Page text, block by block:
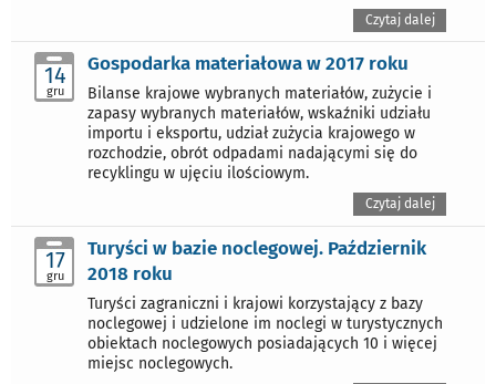
Czytaj dalej
14
gru
Gospodarka materiałowa w 2017 roku
Bilanse krajowe wybranych materiałów, zużycie i
zapasy wybranych materiałów, wskaźniki udziału
importu i eksportu, udział zużycia krajowego w
rozchodzie, obrót odpadami nadającymi się do
recyklingu w ujęciu ilościowym.
Czytaj dalej
17
gru
Turyści w bazie noclegowej. Październik
2018 roku
Turyści zagraniczni i krajowi korzystający z bazy
noclegowej i udzielone im noclegi w turystycznych
obiektach noclegowych posiadających 10 i więcej
miejsc noclegowych.